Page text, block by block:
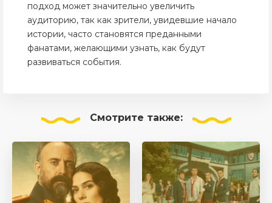
подход может значительно увеличить
аудиторию, так как зрители, увидевшие начало
истории, часто становятся преданными
фанатами, желающими узнать, как будут
развиваться события.
Смотрите также: